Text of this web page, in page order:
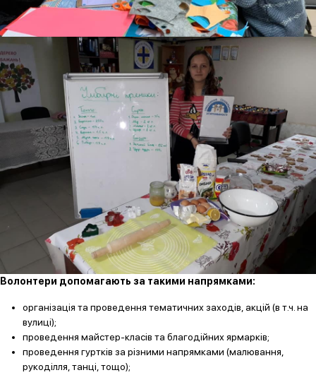
Волонтери допомагають за такими напрямками:
організація та проведення тематичних заходів, акцій (в т.ч. на
вулиці);
проведення майстер-класів та благодійних ярмарків;
проведення гуртків за різними напрямками (малювання,
рукоділля, танці, тощо);